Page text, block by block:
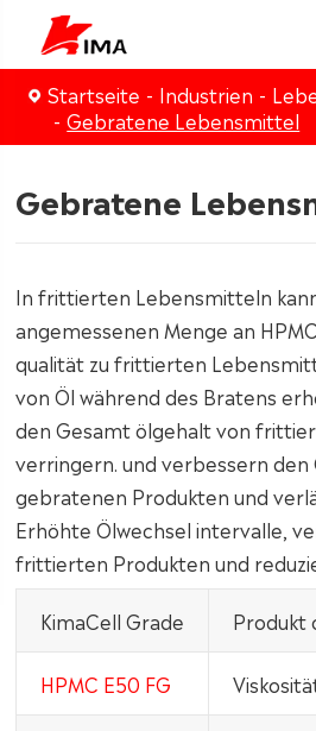
Startseite Industrien
Gebratene Lebensmittel
Gebratene
In frittierten Lebensmitteln
angemessenen Menge an
qualität zu frittierten
von Öl während des Bratens
den Gesamt ölgehalt von
verringern. und verbessern den
gebratenen Produkten und
Erhöhte Ölwechsel intervalle,
frittierten Produkten und
KimaCell Grade Produkt
HPMC E50 FG